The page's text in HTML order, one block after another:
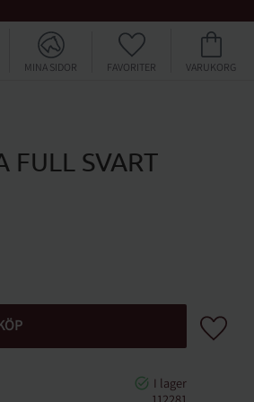
MINA SIDOR
FAVORITERKUNDVAGN
FULL SVART
Lägg till